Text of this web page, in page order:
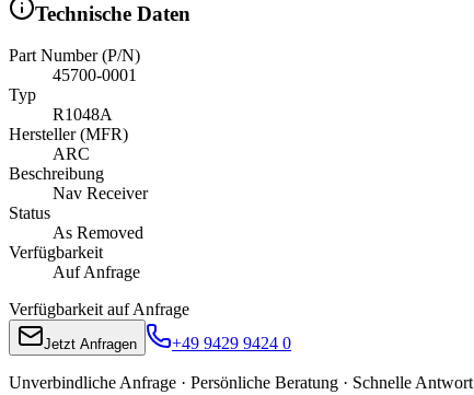
Technische Daten
Part Number (P/N)
45700-0001
Typ
R1048A
Hersteller (MFR)
ARC
Beschreibung
Nav Receiver
Status
As Removed
Verfügbarkeit
Auf Anfrage
Verfügbarkeit auf Anfrage
Jetzt Anfragen +49 9429 9424 0
Unverbindliche Anfrage · Persönliche Beratung · Schnelle Antwort